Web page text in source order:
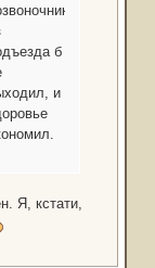
б
и
Я, кстати,